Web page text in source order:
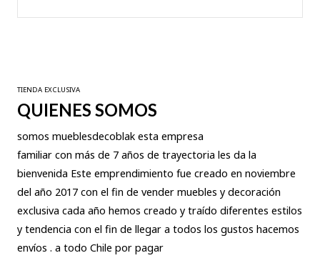
TIENDA EXCLUSIVA
QUIENES SOMOS
somos mueblesdecoblak esta empresa
familiar con más de 7 años de trayectoria les da la
bienvenida Este emprendimiento fue creado en noviembre
del año 2017 con el fin de vender muebles y decoración
exclusiva cada año hemos creado y traído diferentes estilos
y tendencia con el fin de llegar a todos los gustos hacemos
envíos . a todo Chile por pagar